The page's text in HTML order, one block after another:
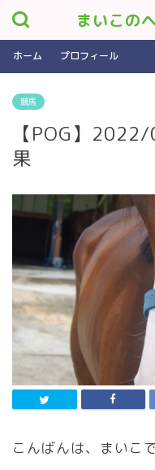
まいこの
ホーム プロフィール
競馬
【POG】
果
こんばんは、まいこ